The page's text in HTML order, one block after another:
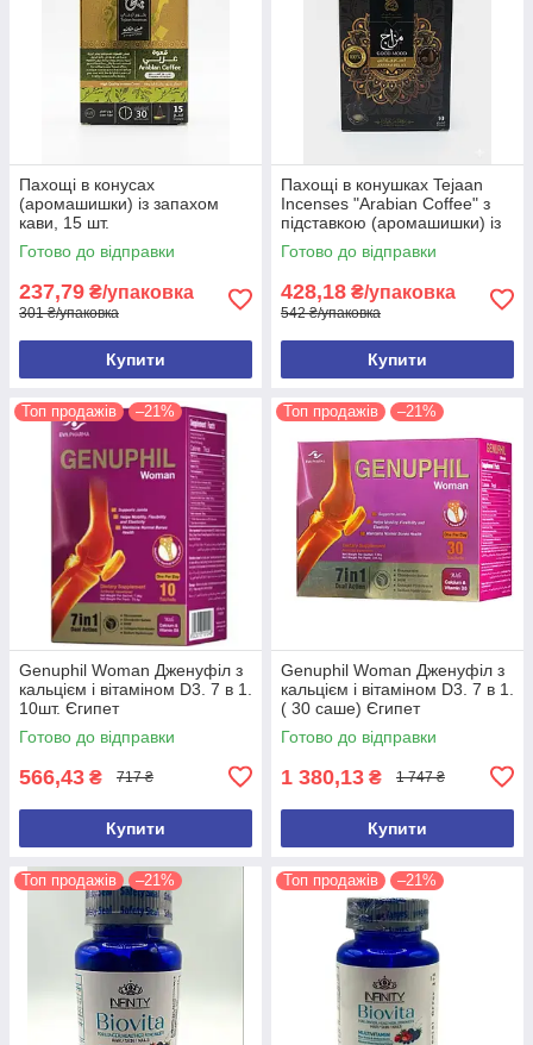
Пахощі в конусах
(аромашишки) із запахом
кави, 15 шт.
Готово до відправки
237,79 ₴/упаковка
301 ₴/упаковка
Купити
Пахощі в конушках Tejaan
Incenses "Arabian Coffee" з
підставкою (аромашишки) із
запахом кави, 10 шт.
Готово до відправки
428,18 ₴/упаковка
542 ₴/упаковка
Купити
Топ продажів –21%
Genuphil Woman Дженуфіл з
кальцієм і вітаміном D3. 7 в 1.
10шт. Єгипет
Готово до відправки
566,43 ₴ 717 ₴
Купити
Топ продажів –21%
Genuphil Woman Дженуфіл з
кальцієм і вітаміном D3. 7 в 1.
( 30 саше) Єгипет
Готово до відправки
1 380,13 ₴ 1 747 ₴
Купити
Топ продажів –21% Топ продажів –21%